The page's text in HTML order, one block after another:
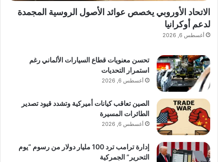
الاتحاد الأوروبي يخصص عوائد الأصول الروسية المجمدة
لدعم أوكرانيا
أغسطس 6, 2026
تحسن معنويات قطاع السيارات الألماني رغم
استمرار التحديات
أغسطس 6, 2026
الصين تعاقب كيانات أميركية وتشدد قيود تصدير
الطائرات المسيرة
أغسطس 6, 2026
إدارة ترامب ترد 100 مليار دولار من رسوم “يوم
التحرير” الجمركية